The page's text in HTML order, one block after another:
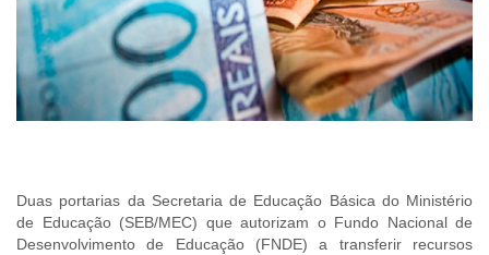
Duas portarias da Secretaria de Educação Básica do Ministério
de Educação (SEB/MEC) que autorizam o Fundo Nacional de
Desenvolvimento de Educação (FNDE) a transferir recursos